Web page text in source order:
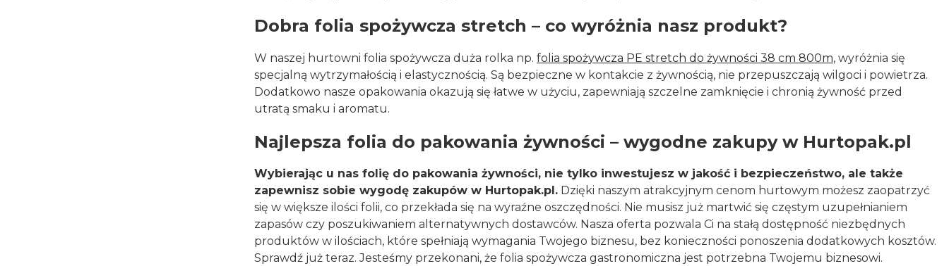
Dobra folia spożywcza stretch – co wyróżnia nasz produkt?
W naszej hurtowni folia spożywcza duża rolka np. folia spożywcza PE stretch do żywności 38 cm 800m, wyróżnia się
specjalną wytrzymałością i elastycznością. Są bezpieczne w kontakcie z żywnością, nie przepuszczają wilgoci i powietrza.
Dodatkowo nasze opakowania okazują się łatwe w użyciu, zapewniają szczelne zamknięcie i chronią żywność przed
utratą smaku i aromatu.
Najlepsza folia do pakowania żywności – wygodne zakupy w Hurtopak.pl
Wybierając u nas folię do pakowania żywności, nie tylko inwestujesz w jakość i bezpieczeństwo, ale także
zapewnisz sobie wygodę zakupów w Hurtopak.pl. Dzięki naszym atrakcyjnym cenom hurtowym możesz zaopatrzyć
się w większe ilości folii, co przekłada się na wyraźne oszczędności. Nie musisz już martwić się częstym uzupełnianiem
zapasów czy poszukiwaniem alternatywnych dostawców. Nasza oferta pozwala Ci na stałą dostępność niezbędnych
produktów w ilościach, które spełniają wymagania Twojego biznesu, bez konieczności ponoszenia dodatkowych kosztów.
Sprawdź już teraz. Jesteśmy przekonani, że folia spożywcza gastronomiczna jest potrzebna Twojemu biznesowi.